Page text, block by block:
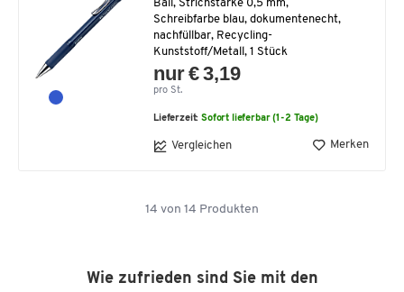
Ball, Strichstärke 0,5 mm,
Schreibfarbe blau, dokumentenecht,
nachfüllbar, Recycling-
Kunststoff/Metall, 1 Stück
nur € 3,19
pro St.
Lieferzeit:Sofort lieferbar (1-2 Tage)
Vergleichen Merken
14 von 14 Produkten
Wie zufrieden sind Sie mit den